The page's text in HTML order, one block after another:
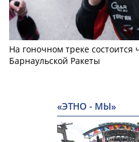
На гоночном треке состоится
Барнаульской Ракеты
«ЭТНО - МЫ»